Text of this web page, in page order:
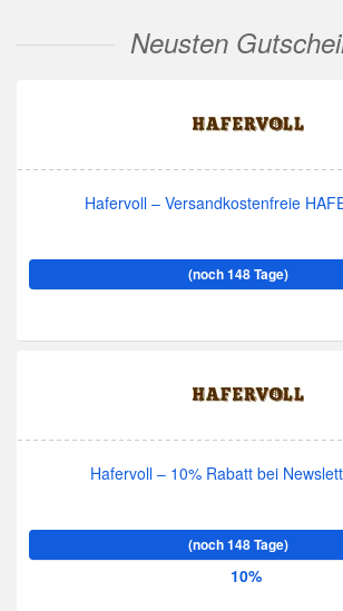
Neusten
Hafervoll – Versandkostenfreie
(noch 148 Tage)
Hafervoll – 10% Rabatt bei
(noch 148 Tage)
10%